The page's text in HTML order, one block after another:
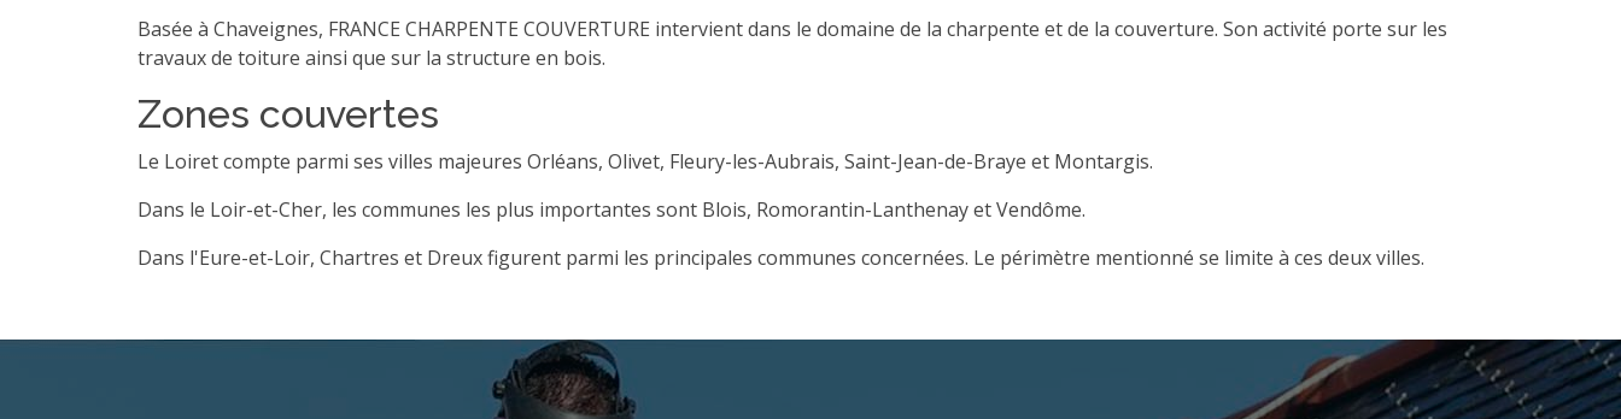
Basée à Chaveignes, FRANCE CHARPENTE COUVERTURE intervient dans le domaine de la charpente et de la couverture. Son activité porte sur les
travaux de toiture ainsi que sur la structure en bois.
Zones couvertes
Le Loiret compte parmi ses villes majeures Orléans, Olivet, Fleury-les-Aubrais, Saint-Jean-de-Braye et Montargis.
Dans le Loir-et-Cher, les communes les plus importantes sont Blois, Romorantin-Lanthenay et Vendôme.
Dans l'Eure-et-Loir, Chartres et Dreux figurent parmi les principales communes concernées. Le périmètre mentionné se limite à ces deux villes.